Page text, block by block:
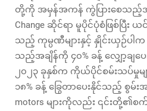
တို့ကို အမှန်အကန် ကွဲပြားစေသည့်အခ
Change ဆိုင်ရာ မူပိုင်ပုံစံဖြစ်ပြီး
သည့် ကုမ္ပဏီများနှင့် နှိုင်းယှဉ်ပ
သည့်အချိန်ကို ၄၀% ခန့် လျှော့ချပ
၂၀၂၃ ခုနှစ်က ကိုယ်ပိုင်စမ်းသပ်မှုမ
၁၈% ခန့် ခြွေတာပေးနိုင်သည့် စွမ်
motors များကိုလည်း ၎င်းတို့၏စ